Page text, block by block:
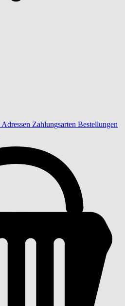
Adressen Zahlungsarten Bestellungen